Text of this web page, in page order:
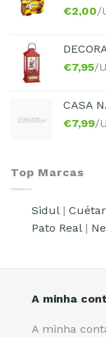
€2,00/
€7,95/
CASA
€7,99/
Top Marcas
Sidul|
Pato Real|
A minha
A minha